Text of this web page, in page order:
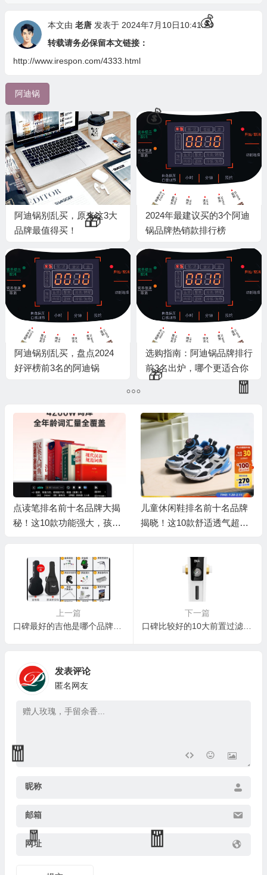
本文由 老唐发表于 2024年7月10日10:41:24
转载请务必保留本文链接：
http://www.irespon.com/4333.html
阿迪锅
阿迪锅别乱买，原来这3大
品牌最值得买！
2024年最建议买的3个阿迪
锅品牌热销款排行榜
阿迪锅别乱买，盘点2024
好评榜前3名的阿迪锅
选购指南：阿迪锅品牌排行
前3名出炉，哪个更适合你
点读笔排名前十名品牌大揭
秘！这10款功能强大，孩子
儿童休闲鞋排名前十名品牌
揭晓！这10款舒适透气超好
上一篇
下一篇
口碑比较好的10大前置过滤器品牌，这10款总有一款合适你
发表评论
匿名网友
昵称
邮箱
网址
🧧
🧧
🧧
💰